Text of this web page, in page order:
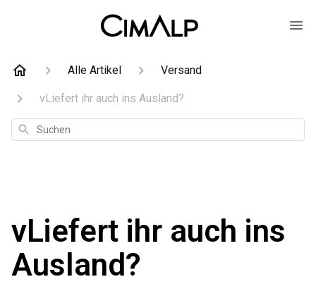
Alle Artikel Versand
vLiefert ihr auch ins Ausland?
Suchen
vLiefert ihr auch ins
Ausland?